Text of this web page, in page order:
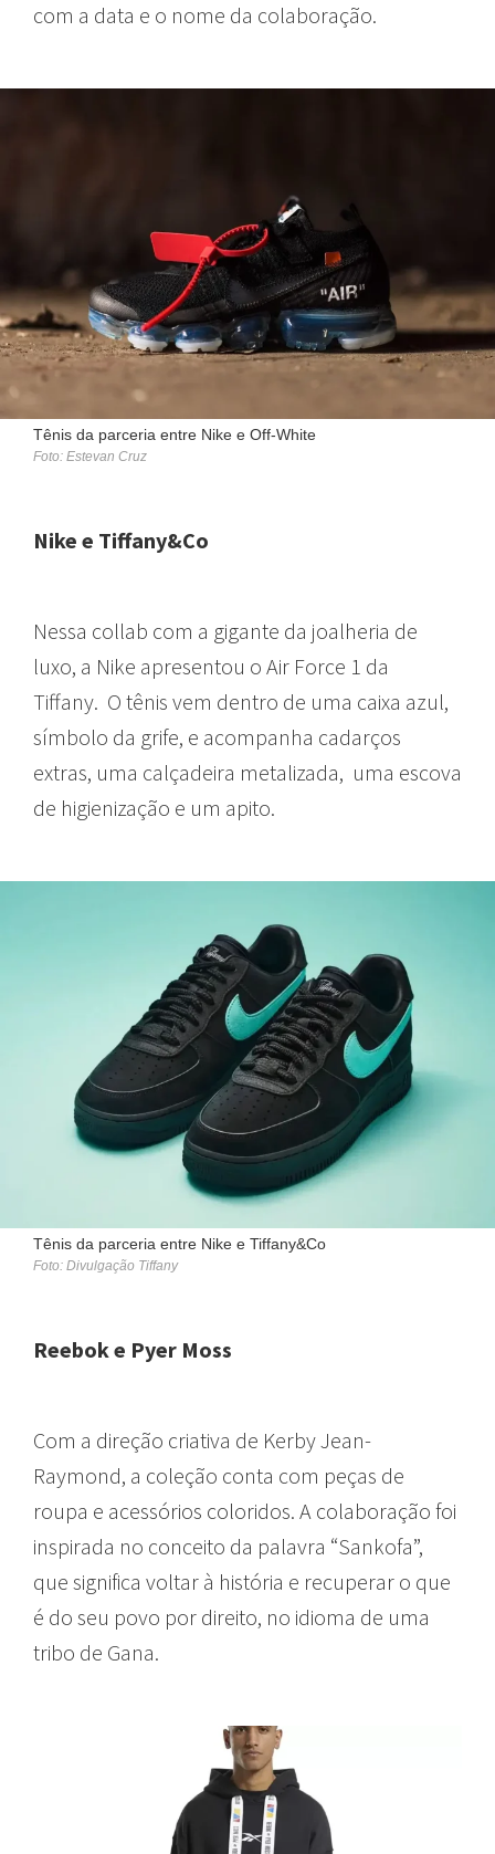
com a data e o nome da colaboração.
Tênis da parceria entre Nike e Off-White
Foto: Estevan Cruz
Nike e Tiffany&Co
Nessa collab com a gigante da joalheria de
luxo, a Nike apresentou o Air Force 1 da
Tiffany. O tênis vem dentro de uma caixa azul,
símbolo da grife, e acompanha cadarços
extras, uma calçadeira metalizada, uma escova
de higienização e um apito.
Tênis da parceria entre Nike e Tiffany&Co
Foto: Divulgação Tiffany
Reebok e Pyer Moss
Com a direção criativa de Kerby Jean-
Raymond, a coleção conta com peças de
roupa e acessórios coloridos. A colaboração foi
inspirada no conceito da palavra “Sankofa”,
que significa voltar à história e recuperar o que
é do seu povo por direito, no idioma de uma
tribo de Gana.